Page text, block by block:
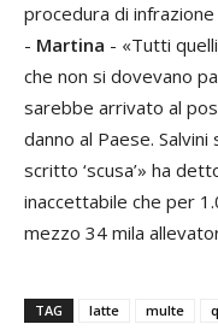
procedura di infrazione
- Martina - «Tutti
che non si dovevano
sarebbe arrivato al
danno al Paese.
scritto ‘scusa’» ha
inaccettabile che per
mezzo 34 mila
TAG latte multe